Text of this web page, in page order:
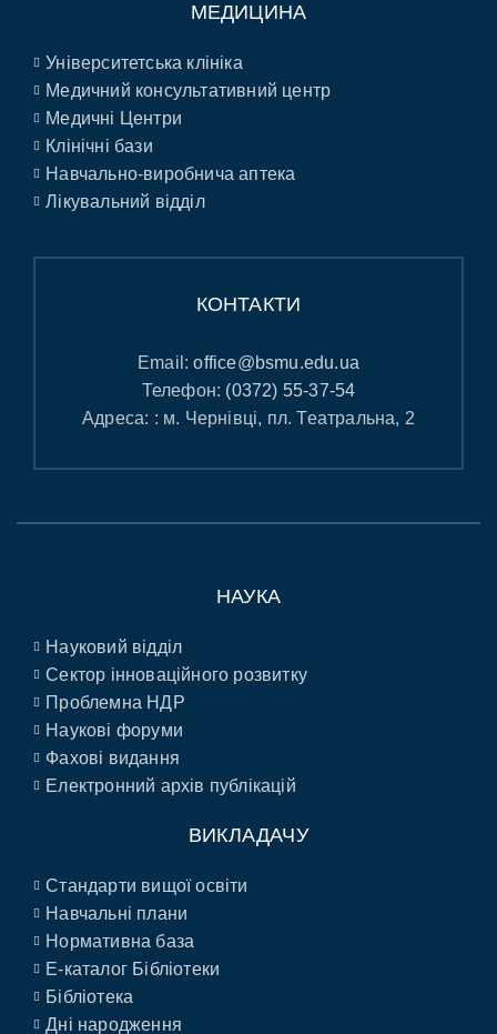
МЕДИЦИНА
Університетська клініка
Медичний консультативний центр
Медичні Центри
Клінічні бази
Навчально-виробнича аптека
Лікувальний відділ
КОНТАКТИ
Email:office@bsmu.edu.ua
Телефон: (0372) 55-37-54
Адреса: : м. Чернівці, пл. Театральна, 2
НАУКА
Науковий відділ
Сектор інноваційного розвитку
Проблемна НДР
Наукові форуми
Фахові видання
Електронний архів публікацій
ВИКЛАДАЧУ
Стандарти вищої освіти
Навчальні плани
Нормативна база
E-каталог Бібліотеки
Бібліотека
Дні народження